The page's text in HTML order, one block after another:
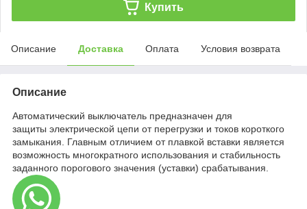
Купить
Описание Доставка Оплата Условия возврата
Описание
Автоматический выключатель предназначен для
защиты электрической цепи от перегрузки и токов короткого
замыкания. Главным отличием от плавкой вставки является
возможность многократного использования и стабильность
заданного порогового значения (уставки) срабатывания.